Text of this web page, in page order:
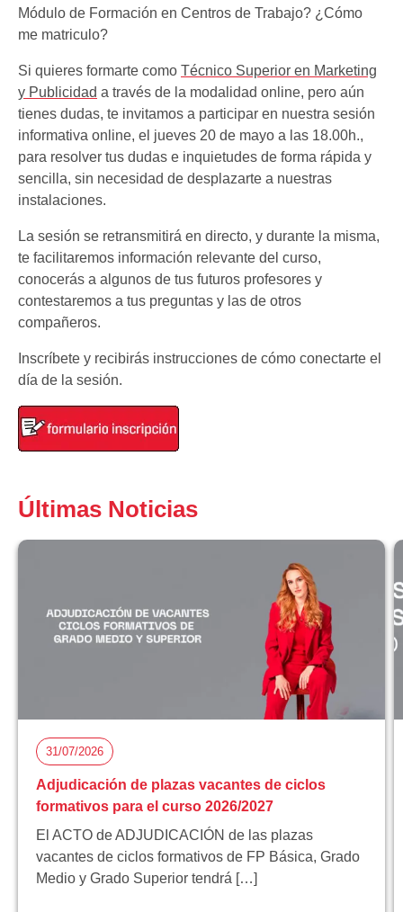
Módulo de Formación en Centros de Trabajo? ¿Cómo
me matriculo?
Si quieres formarte como Técnico Superior en Marketing
y Publicidad a través de la modalidad online, pero aún
tienes dudas, te invitamos a participar en nuestra sesión
informativa online, el jueves 20 de mayo a las 18.00h.,
para resolver tus dudas e inquietudes de forma rápida y
sencilla, sin necesidad de desplazarte a nuestras
instalaciones.
La sesión se retransmitirá en directo, y durante la misma,
te facilitaremos información relevante del curso,
conocerás a algunos de tus futuros profesores y
contestaremos a tus preguntas y las de otros
compañeros.
Inscríbete y recibirás instrucciones de cómo conectarte el
día de la sesión.
Últimas Noticias
31/07/2026
Adjudicación de plazas vacantes de ciclos
formativos para el curso 2026/2027
El ACTO de ADJUDICACIÓN de las plazas
vacantes de ciclos formativos de FP Básica, Grado
Medio y Grado Superior tendrá […]